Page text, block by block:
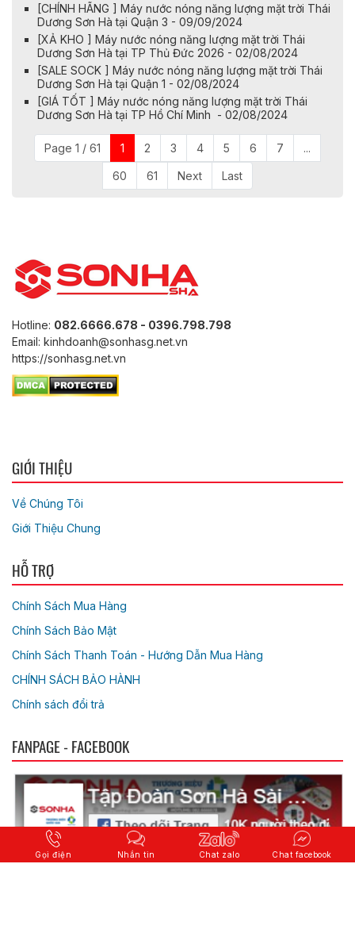
[CHÍNH HÃNG ] Máy nước nóng năng lượng mặt trời Thái
Dương Sơn Hà tại Quận 3 - 09/09/2024
[XẢ KHO ] Máy nước nóng năng lượng mặt trời Thái
Dương Sơn Hà tại TP Thủ Đức 2026 - 02/08/2024
[SALE SOCK ] Máy nước nóng năng lượng mặt trời Thái
Dương Sơn Hà tại Quận 1 - 02/08/2024
[GIÁ TỐT ] Máy nước nóng năng lượng mặt trời Thái
Dương Sơn Hà tại TP Hồ Chí Minh - 02/08/2024
Page 1 / 61 1 2 3 4 5 6 7 ...
60 61 Next Last
Hotline: 082.6666.678 - 0396.798.798
Email: kinhdoanh@sonhasg.net.vn
https://sonhasg.net.vn
GIỚI THIỆU
Về Chúng Tôi
Giới Thiệu Chung
HỖ TRỢ
Chính Sách Mua Hàng
Chính Sách Bảo Mật
Chính Sách Thanh Toán - Hướng Dẫn Mua Hàng
CHÍNH SÁCH BẢO HÀNH
Chính sách đổi trả
FANPAGE - FACEBOOK
Gọi điện Nhắn tin Chat zalo Chat facebook